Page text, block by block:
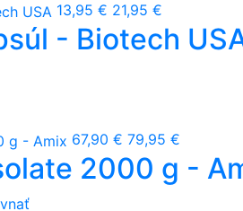
13,95 € 21,95 €
- Biotech
67,90 € 79,95 €
2000 g -